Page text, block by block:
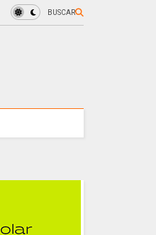
BUSCAR